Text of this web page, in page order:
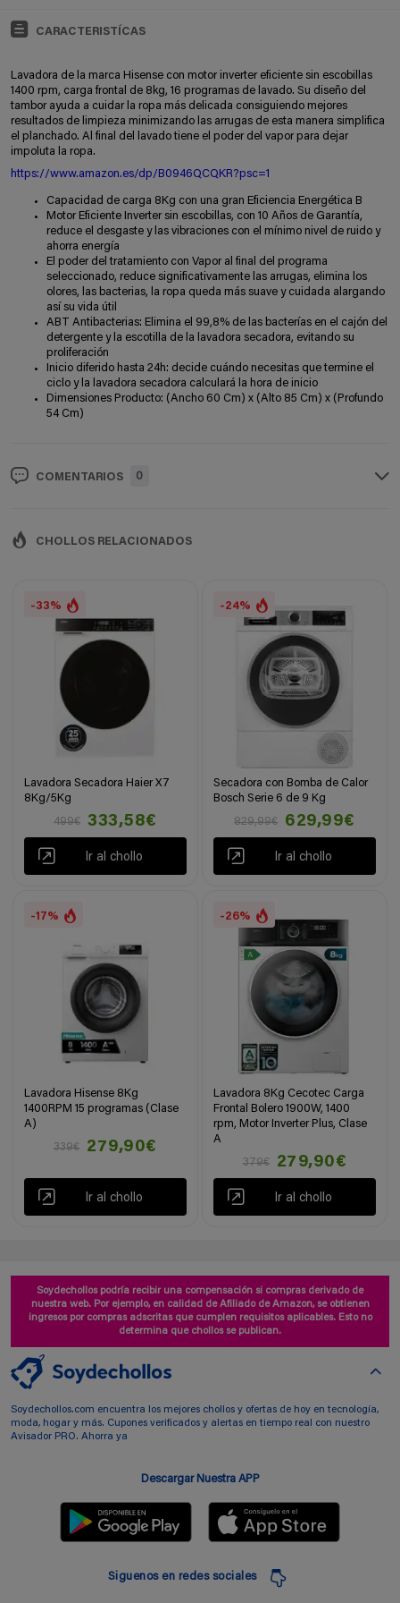
CARACTERISTÍCAS
Lavadora de la marca Hisense con motor inverter eficiente sin escobillas
1400 rpm, carga frontal de 8kg, 16 programas de lavado. Su diseño del
tambor ayuda a cuidar la ropa más delicada consiguiendo mejores
resultados de limpieza minimizando las arrugas de esta manera simplifica
el planchado. Al final del lavado tiene el poder del vapor para dejar
impoluta la ropa.
https://www.amazon.es/dp/B0946QCQKR?psc=1
Capacidad de carga 8Kg con una gran Eficiencia Energética B
Motor Eficiente Inverter sin escobillas, con 10 Años de Garantía,
reduce el desgaste y las vibraciones con el mínimo nivel de ruido y
ahorra energía
El poder del tratamiento con Vapor al final del programa
seleccionado, reduce significativamente las arrugas, elimina los
olores, las bacterias, la ropa queda más suave y cuidada alargando
así su vida útil
ABT Antibacterias: Elimina el 99,8% de las bacterías en el cajón del
detergente y la escotilla de la lavadora secadora, evitando su
proliferación
Inicio diferido hasta 24h: decide cuándo necesitas que termine el
ciclo y la lavadora secadora calculará la hora de inicio
Dimensiones Producto: (Ancho 60 Cm) x (Alto 85 Cm) x (Profundo
54 Cm)
COMENTARIOS 0
CHOLLOS RELACIONADOS
-33%
Lavadora Secadora Haier X7
8Kg/5Kg
499€
333,58€
Ir al chollo
-24%
Secadora con Bomba de Calor
Bosch Serie 6 de 9 Kg
829,99€
629,99€
Ir al chollo
-17%
Lavadora Hisense 8Kg
1400RPM 15 programas (Clase
A)
339€
279,90€
Ir al chollo
-26%
Lavadora 8Kg Cecotec Carga
Frontal Bolero 1900W, 1400
rpm, Motor Inverter Plus, Clase
A
379€
279,90€
Ir al chollo
Soydechollos podría recibir una compensación si compras derivado de
nuestra web. Por ejemplo, en calidad de Afiliado de Amazon, se obtienen
ingresos por compras adscritas que cumplen requisitos aplicables. Esto no
determina que chollos se publican.
Soydechollos.com encuentra los mejores chollos y ofertas de hoy en tecnología,
moda, hogar y más. Cupones verificados y alertas en tiempo real con nuestro
Avisador PRO. Ahorra ya
Descargar Nuestra APP
Siguenos en redes sociales